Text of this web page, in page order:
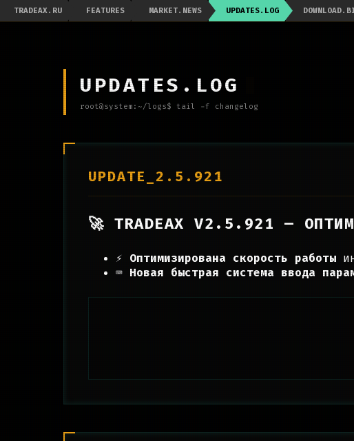
TRADEAX.RU FEATURES MARKET.NEWS UPDATES.LOG
UPDATES.LOG
root@system:~/logs$ tail -f changelog
UPDATE_2.5.921
🚀 TRADEAX V2.5.921 —
⚡ Оптимизирована скорость работы
⌨️ Новая быстрая система ввода